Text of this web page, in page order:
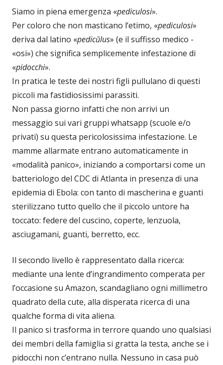
Siamo in piena emergenza «pediculosi».
Per coloro che non masticano l’etimo, «pediculosi»
deriva dal latino «pedicŭlus» (e il suffisso medico -
«osi») che significa semplicemente infestazione di
«pidocchi».
In pratica le teste dei nostri figli pullulano di questi
piccoli ma fastidiosissimi parassiti.
Non passa giorno infatti che non arrivi un
messaggio sui vari gruppi whatsapp (scuole e/o
privati) su questa pericolosissima infestazione. Le
mamme allarmate entrano automaticamente in
«modalità panico», iniziando a comportarsi come un
batteriologo del CDC di Atlanta in presenza di una
epidemia di Ebola: con tanto di mascherina e guanti
sterilizzano tutto quello che il piccolo untore ha
toccato: federe del cuscino, coperte, lenzuola,
asciugamani, guanti, berretto, ecc.
Il secondo livello è rappresentato dalla ricerca:
mediante una lente d’ingrandimento comperata per
l’occasione su Amazon, scandagliano ogni millimetro
quadrato della cute, alla disperata ricerca di una
qualche forma di vita aliena.
Il panico si trasforma in terrore quando uno qualsiasi
dei membri della famiglia si gratta la testa, anche se i
pidocchi non c’entrano nulla. Nessuno in casa può